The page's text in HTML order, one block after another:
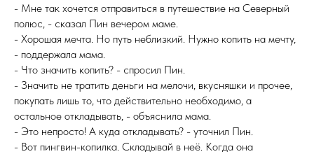
- Мне так хочется отправиться в путешествие на Северный
полюс, - сказал Пин вечером маме.
- Хорошая мечта. Но путь неблизкий. Нужно копить на мечту,
- поддержала мама.
- Что значить копить? - спросил Пин.
- Значить не тратить деньги на мелочи, вкусняшки и прочее,
покупать лишь то, что действительно необходимо, а
остальное откладывать, - объяснила мама.
- Это непросто! А куда откладывать? - уточнил Пин.
- Вот пингвин-копилка. Складывай в неё. Когда она